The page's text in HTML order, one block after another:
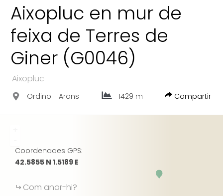
Aixopluc en mur de
feixa de Terres de
Giner (G0046)
Aixopluc
Ordino - Arans 1429 m Compartir
FACEBOOK
Coordenades GPS:
42.5855 N 1.5189 E
Com anar-hi?